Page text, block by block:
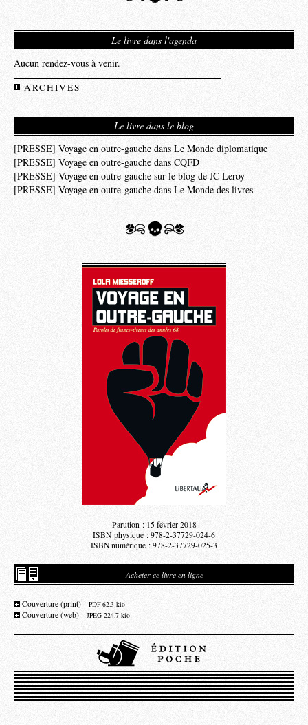
Le livre dans l'agenda
Aucun rendez-vous à venir.
ARCHIVES
Le livre dans le blog
[PRESSE] Voyage en outre-gauche dans Le Monde diplomatique
[PRESSE] Voyage en outre-gauche dans CQFD
[PRESSE] Voyage en outre-gauche sur le blog de JC Leroy
[PRESSE] Voyage en outre-gauche dans Le Monde des livres
Parution : 15 février 2018
ISBN physique : 978-2-37729-024-6
ISBN numérique : 978-2-37729-025-3
Acheter ce livre en ligne
Couverture (print) – PDF 62.3 kio
Couverture (web) – JPEG 224.7 kio